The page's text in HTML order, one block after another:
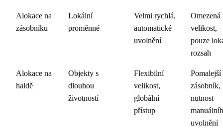
Alokace na
zásobníku
Lokální
proměnné
Velmi rychlá,
automatické
uvolnění
Omezená
velikost,
pouze
rozsah
Alokace na
haldě
Objekty s
dlouhou
životností
Flexibilní
velikost,
globální
přístup
Pomalejší
zásobník,
nutnost
uvolnění